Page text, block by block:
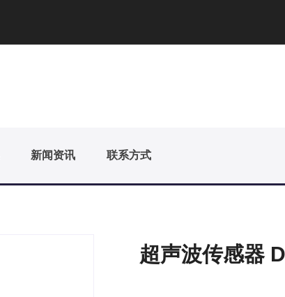
新闻资讯 联系方式
超声波传感器